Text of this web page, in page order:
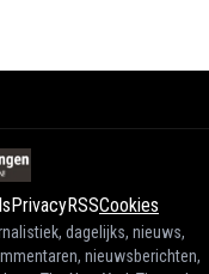
PrivacyRSSCookies
dagelijks, nieuws,
nieuwsberichten,